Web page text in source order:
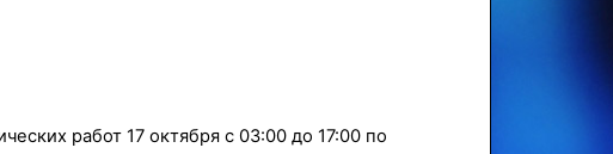
работ 17 октября с 03:00 до 17:00 по